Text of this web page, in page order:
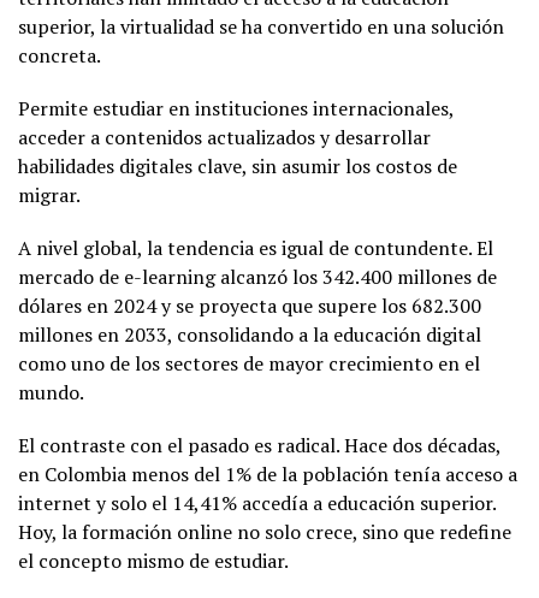
superior, la virtualidad se ha convertido en una solución
concreta.
Permite estudiar en instituciones internacionales,
acceder a contenidos actualizados y desarrollar
habilidades digitales clave, sin asumir los costos de
migrar.
A nivel global, la tendencia es igual de contundente. El
mercado de e-learning alcanzó los 342.400 millones de
dólares en 2024 y se proyecta que supere los 682.300
millones en 2033, consolidando a la educación digital
como uno de los sectores de mayor crecimiento en el
mundo.
El contraste con el pasado es radical. Hace dos décadas,
en Colombia menos del 1% de la población tenía acceso a
internet y solo el 14,41% accedía a educación superior.
Hoy, la formación online no solo crece, sino que redefine
el concepto mismo de estudiar.